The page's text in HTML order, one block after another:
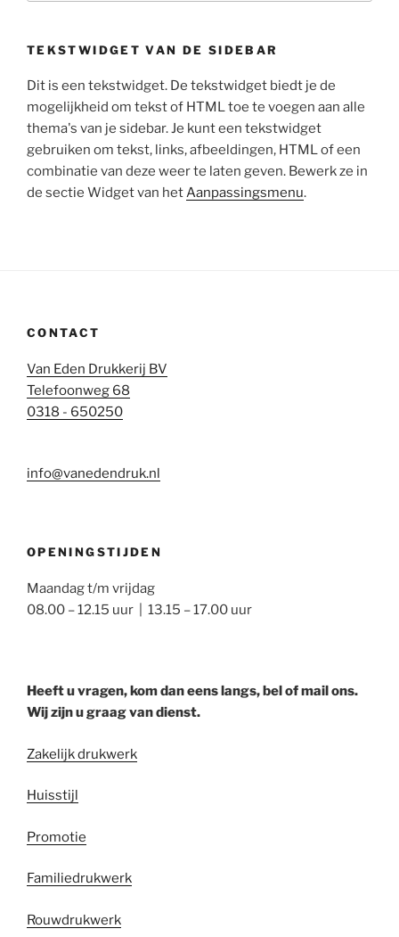
TEKSTWIDGET VAN DE SIDEBAR
Dit is een tekstwidget. De tekstwidget biedt je de
mogelijkheid om tekst of HTML toe te voegen aan alle
thema's van je sidebar. Je kunt een tekstwidget
gebruiken om tekst, links, afbeeldingen, HTML of een
combinatie van deze weer te laten geven. Bewerk ze in
de sectie Widget van hetAanpassingsmenu.
CONTACT
Van Eden Drukkerij BV
Telefoonweg 68
0318 - 650250
info@vanedendruk.nl
OPENINGSTIJDEN
Maandag t/m vrijdag
08.00 – 12.15 uur | 13.15 – 17.00 uur
Heeft u vragen, kom dan eens langs, bel of mail ons.
Wij zijn u graag van dienst.
Zakelijk drukwerk
Huisstijl
Promotie
Familiedrukwerk
Rouwdrukwerk